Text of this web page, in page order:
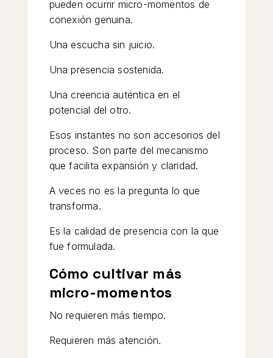
pueden ocurrir micro-momentos de
conexión genuina.
Una escucha sin juicio.
Una presencia sostenida.
Una creencia auténtica en el
potencial del otro.
Esos instantes no son accesorios del
proceso. Son parte del mecanismo
que facilita expansión y claridad.
A veces no es la pregunta lo que
transforma.
Es la calidad de presencia con la que
fue formulada.
Cómo cultivar más
micro-momentos
No requieren más tiempo.
Requieren más atención.